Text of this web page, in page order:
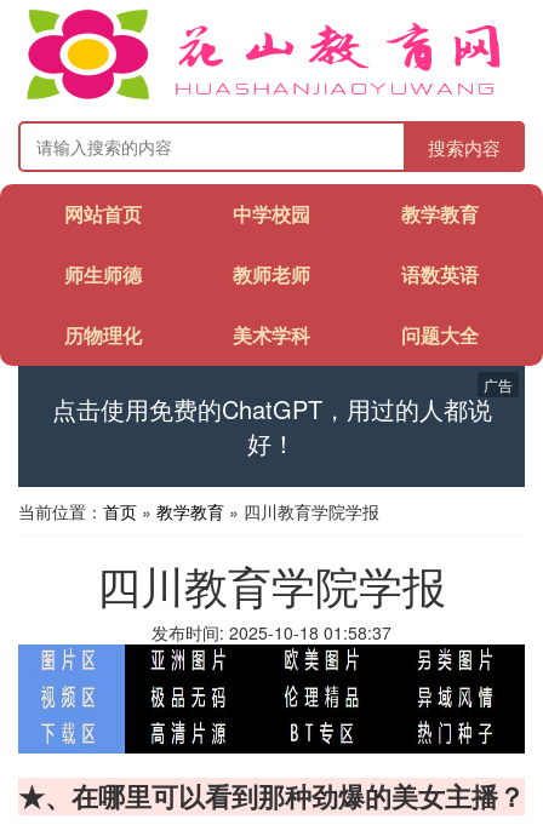
搜索内容
网站首页 中学校园 教学教育
师生师德 教师老师 语数英语
历物理化 美术学科 问题大全
点击使用免费的ChatGPT，用过的人都说
好！
广告
当前位置： 首页 » 教学教育 » 四川教育学院学报
四川教育学院学报
发布时间: 2025-10-18 01:58:37
★、在哪里可以看到那种劲爆的美女主播？